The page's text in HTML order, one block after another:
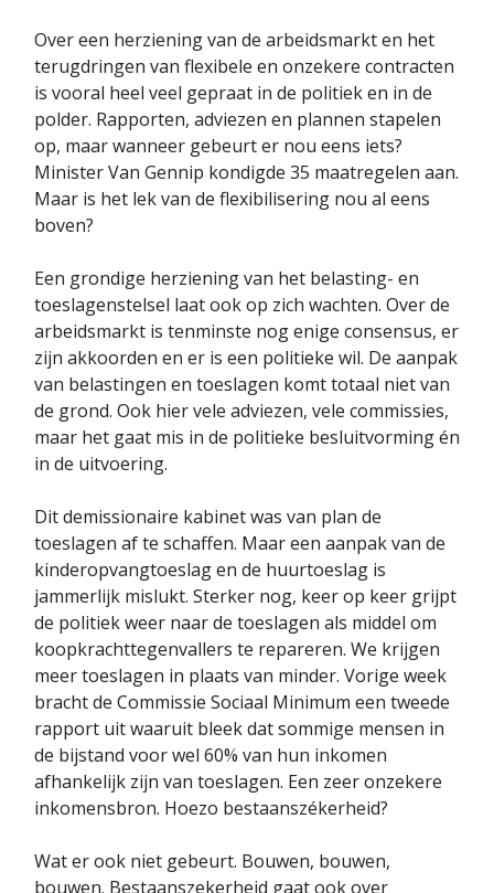
Over een herziening van de arbeidsmarkt en het
terugdringen van flexibele en onzekere contracten
is vooral heel veel gepraat in de politiek en in de
polder. Rapporten, adviezen en plannen stapelen
op, maar wanneer gebeurt er nou eens iets?
Minister Van Gennip kondigde 35 maatregelen aan.
Maar is het lek van de flexibilisering nou al eens
boven?
Een grondige herziening van het belasting- en
toeslagenstelsel laat ook op zich wachten. Over de
arbeidsmarkt is tenminste nog enige consensus, er
zijn akkoorden en er is een politieke wil. De aanpak
van belastingen en toeslagen komt totaal niet van
de grond. Ook hier vele adviezen, vele commissies,
maar het gaat mis in de politieke besluitvorming én
in de uitvoering.
Dit demissionaire kabinet was van plan de
toeslagen af te schaffen. Maar een aanpak van de
kinderopvangtoeslag en de huurtoeslag is
jammerlijk mislukt. Sterker nog, keer op keer grijpt
de politiek weer naar de toeslagen als middel om
koopkrachttegenvallers te repareren. We krijgen
meer toeslagen in plaats van minder. Vorige week
bracht de Commissie Sociaal Minimum een tweede
rapport uit waaruit bleek dat sommige mensen in
de bijstand voor wel 60% van hun inkomen
afhankelijk zijn van toeslagen. Een zeer onzekere
inkomensbron. Hoezo bestaanszékerheid?
Wat er ook niet gebeurt. Bouwen, bouwen,
bouwen. Bestaanszekerheid gaat ook over